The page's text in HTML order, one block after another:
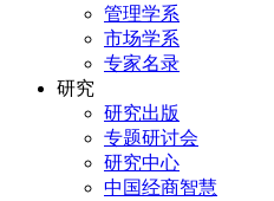
管理学系
市场学系
专家名录
研究
研究出版
专题研讨会
研究中心
中国经商智慧